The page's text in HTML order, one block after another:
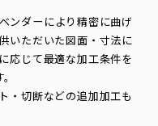
ンダーにより精密に曲げ
いただいた図面・寸法に
応じて最適な加工条件を
・切断などの追加加工も